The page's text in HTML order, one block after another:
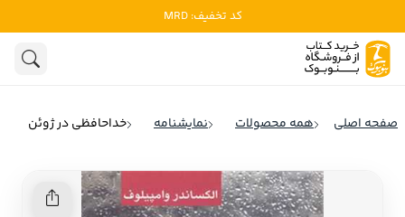
کد تخفیف: MRD
ادبیات
تاریخ و سیاست
ادبیات انگلیس
ادبیات فرانسه
صفحه اصلی همه محصولات نمایشنامه خداحافظی در ژوئن